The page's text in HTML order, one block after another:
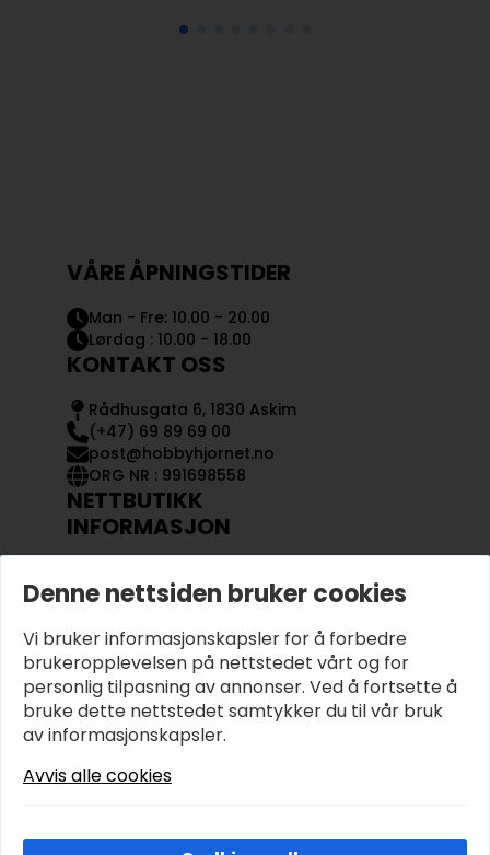
VÅRE ÅPNINGSTIDER
Man - Fre: 10.00 - 20.00
Lørdag : 10.00 - 18.00
KONTAKT OSS
Rådhusgata 6, 1830 Askim
(+47) 69 89 69 00
post@hobbyhjornet.no
ORG NR : 991698558
NETTBUTIKK
INFORMASJON
OM OSS
KJØPSVILKÅR OG BETINGELSER
PERSONVERN
Denne nettsiden bruker cookies
Vi bruker informasjonskapsler for å forbedre
brukeropplevelsen på nettstedet vårt og for
personlig tilpasning av annonser. Ved å fortsette å
bruke dette nettstedet samtykker du til vår bruk
av informasjonskapsler.
Avvis alle cookies